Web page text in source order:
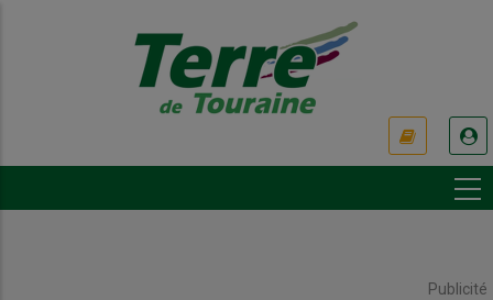
Publicité